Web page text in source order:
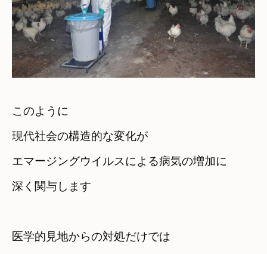
このように
現代社会の構造的な変化が
エマージングウイルスによる病気の増加に
医学的見地からの対処だけでは